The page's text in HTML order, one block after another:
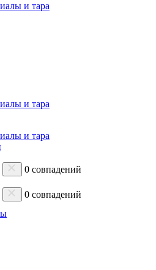
и тара
и тара
и тара
0 совпадений
0 совпадений